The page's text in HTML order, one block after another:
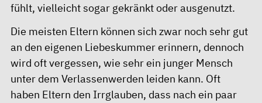
fühlt, vielleicht sogar gekränkt oder ausgenutzt.
Die meisten Eltern können sich zwar noch sehr gut
an den eigenen Liebeskummer erinnern, dennoch
wird oft vergessen, wie sehr ein junger Mensch
unter dem Verlassenwerden leiden kann. Oft
haben Eltern den Irrglauben, dass nach ein paar